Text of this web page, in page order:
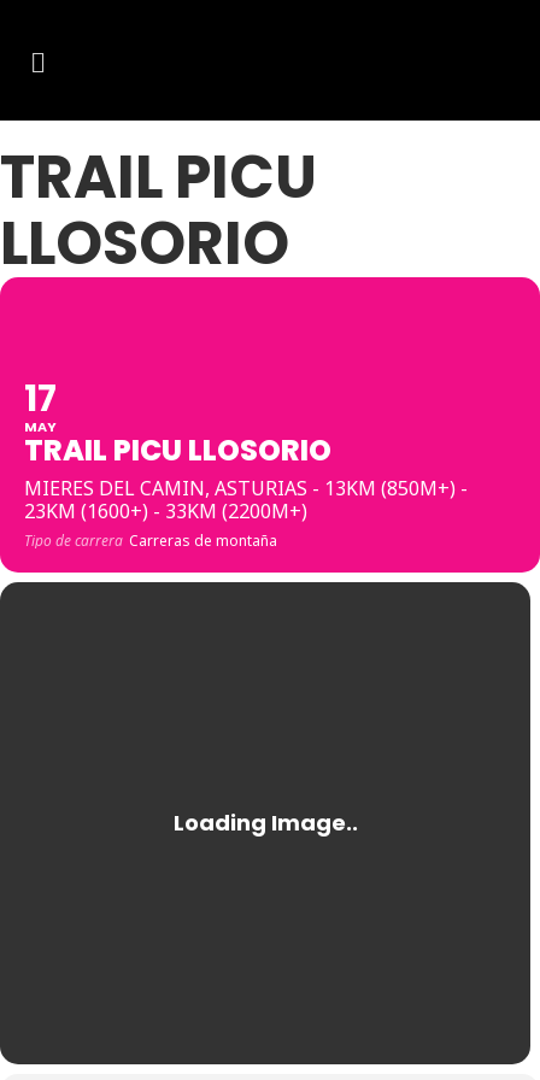
TRAIL PICU
LLOSORIO
17
MAY
TRAIL PICU LLOSORIO
MIERES DEL CAMIN, ASTURIAS - 13KM (850M+) -
23KM (1600+) - 33KM (2200M+)
Tipo de carrera Carreras de montaña